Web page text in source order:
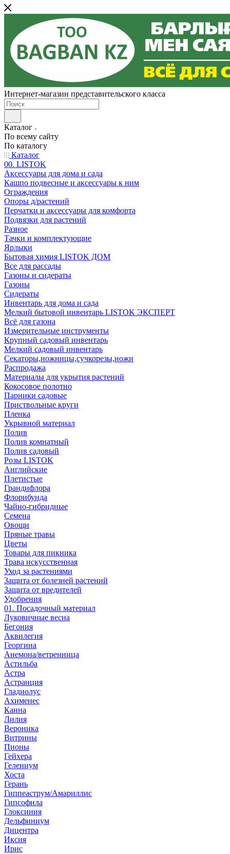
Интернет-магазин представительского класса
Каталог
По всему сайту
По каталогу
Каталог
00. LISTOK
Аксессуары для дома и сада
Кашпо подвесные и аксессуары к ним
Ограждения
Опоры д/растений
Перчатки и аксессуары для комфорта
Подвязки для растений
Разное
Тачки и комплектующие
Ярлыки
Бытовая химия LISTOK ДОМ
Все для рассады
Газоны и сидераты
Газоны
Сидераты
Инвентарь для дома и сада
Мелкий бытовой инвентарь LISTOK ЭКСПЕРТ
Всё для газона
Измерительные инструменты
Крупный садовый инвентарь
Мелкий садовый инвентарь
Секаторы,ножницы,сучкорезы,ножи
Распродажа
Материалы для укрытия растений
Кокосовое полотно
Парники садовые
Приствольные круги
Пленка
Укрывной материал
Полив
Полив комнатный
Полив садовый
Розы LISTOK
Английские
Плетистые
Грандифлора
Флорибунда
Чайно-гибридные
Семена
Овощи
Пряные травы
Цветы
Товары для пикника
Трава искусственная
Уход за растениями
Защита от болезней растений
Защита от вредителей
Удобрения
01. Посадочный материал
Луковичные весна
Бегония
Аквилегия
Георгина
Анемона/ветренница
Астильба
Астра
Астранция
Гладиолус
Ахименес
Канна
Лилия
Вероника
Витрины
Пионы
Гейхера
Гелениум
Хоста
Герань
Гиппеаструм/Амариллис
Гипсофила
Глоксиния
Дельфиниум
Дицентра
Иксия
Ирис